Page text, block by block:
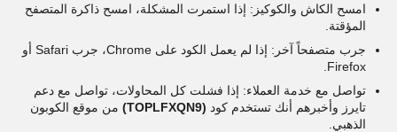
امسح الكاش والكوكيز: إذا استمرت المشكلة، امسح ذاكرة المتصفح
المؤقتة.
جرب متصفحاً آخر: إذا لم يعمل الكود على Chrome، جرب Safari أو
Firefox.
تواصل مع خدمة العملاء: إذا فشلت كل المحاولات، تواصل مع دعم
تايرز وأخبرهم أنك تستخدم كود (TOPLFXQN9)
من موقع الكوبون
الذهبي.